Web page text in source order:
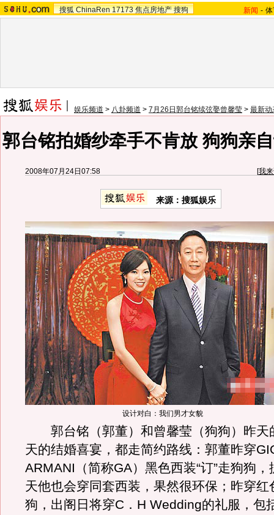
搜狐 ChinaRen 17173 焦点房地产 搜狗 新闻 -
娱乐频道 > 八卦频道 > 7月26日郭台铭续弦娶曾馨莹 > 最新动
郭台铭拍婚纱牵手不肯放 狗狗亲
2008年07月24日07:58 [我
来源：搜狐娱乐
设计对白：我们男才女貌
郭台铭（郭董）和曾馨莹（狗狗）昨天
天的结婚喜宴，都走简约路线：郭董昨穿
ARMANI（简称GA）黑色西装“订”走狗狗
天他也会穿同套西装，果然很环保；昨穿红
狗，出阁日将穿C．H Wedding的礼服，包